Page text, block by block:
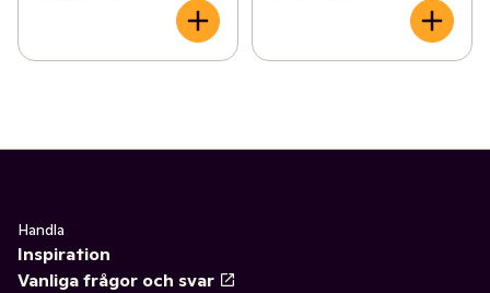
Handla
Inspiration
Vanliga frågor och svar